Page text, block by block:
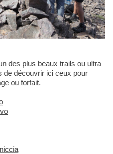
de découvrir ici ceux pour
ou forfait.